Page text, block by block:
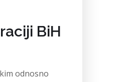
BiH
odnosno